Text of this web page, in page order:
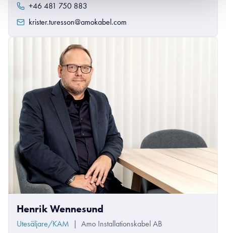
+46 481 750 883
krister.turesson@amokabel.com
Henrik Wennesund
Utesäljare/KAM Amo Installationskabel AB